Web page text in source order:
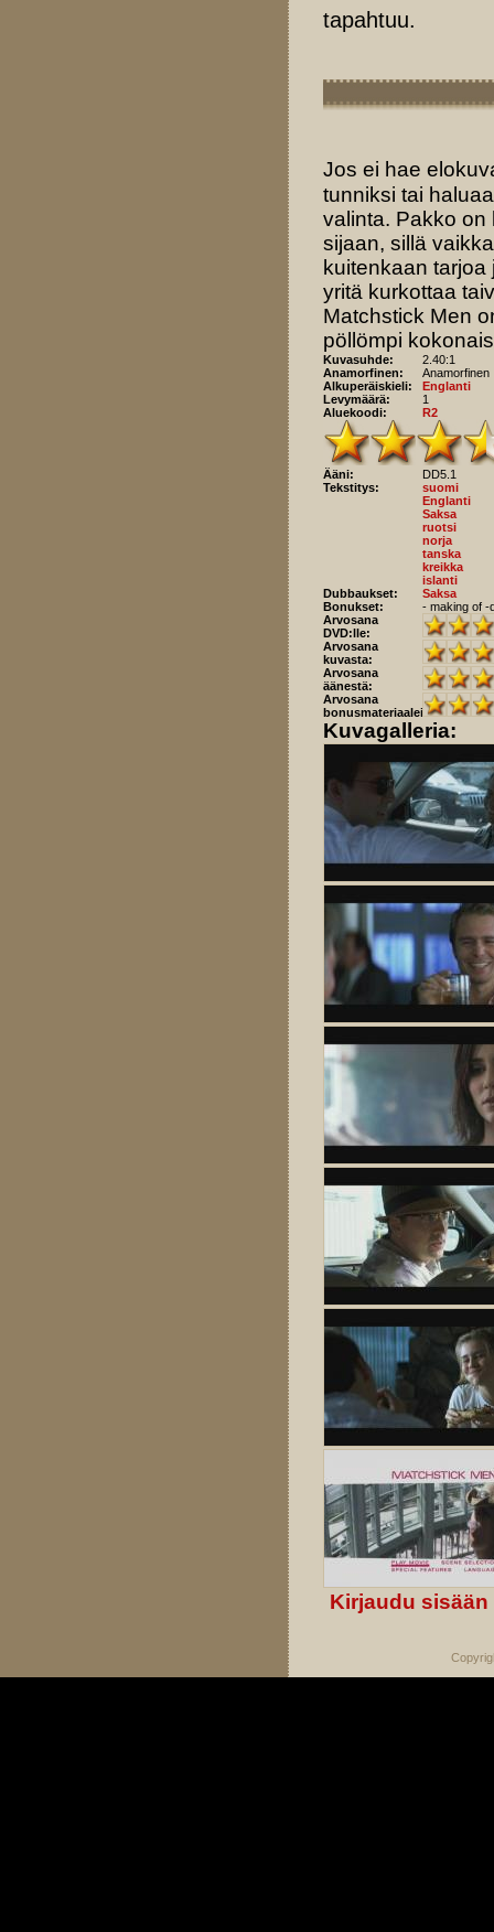
tapahtuu.
Jos ei hae
tunniksi tai
valinta. Pakko on
sijaan, sillä
kuitenkaan
yritä kurkottaa
Matchstick Men
pöllömpi
Kuvasuhde:
2.40:1
Anamorfinen:
Anamorfinen
Alkuperäiskieli:
Englanti
Levymäärä:
1
Aluekoodi:
R2
Ääni:
DD5.1
Tekstitys:
suomi
Englanti
Saksa
ruotsi
norja
tanska
kreikka
islanti
Dubbaukset:
Saksa
Bonukset:
- making of -
Arvosana
DVD:lle:
Arvosana
kuvasta:
Arvosana
äänestä:
Arvosana
bonusmateriaaleista:
Kuvagalleria:
Kirjaudu sisään